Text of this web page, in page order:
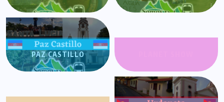
PAZ CASTILLO